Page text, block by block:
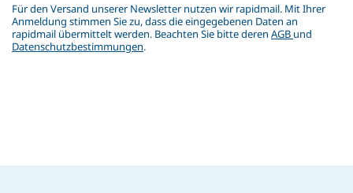
Für den Versand unserer Newsletter nutzen wir rapidmail. Mit Ihrer
Anmeldung stimmen Sie zu, dass die eingegebenen Daten an
rapidmail übermittelt werden. Beachten Sie bitte deren AGB und
Datenschutzbestimmungen.